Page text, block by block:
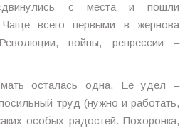
с места и пошли
Чаще всего первыми в жернова
войны, репрессии –
осталась одна. Ее удел –
труд (нужно и работать,
особых радостей. Похоронка,